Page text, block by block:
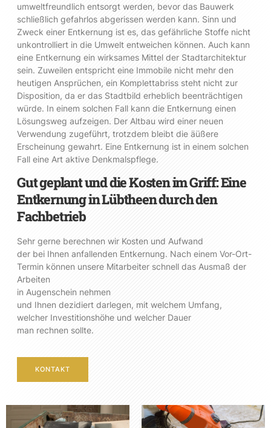
umweltfreundlich entsorgt werden, bevor das Bauwerk
schließlich gefahrlos abgerissen werden kann. Sinn und
Zweck einer Entkernung ist es, das gefährliche Stoffe nicht
unkontrolliert in die Umwelt entweichen können. Auch kann
eine Entkernung ein wirksames Mittel der Stadtarchitektur
sein. Zuweilen entspricht eine Immobile nicht mehr den
heutigen Ansprüchen, ein Komplettabriss steht nicht zur
Disposition, da er das Stadtbild erheblich beenträchtigen
würde. In einem solchen Fall kann die Entkernung einen
Lösungsweg aufzeigen. Der Altbau wird einer neuen
Verwendung zugeführt, trotzdem bleibt die äüßere
Erscheinung gewahrt. Eine Entkernung ist in einem solchen
Fall eine Art aktive Denkmalspflege.
Gut geplant und die Kosten im Griff: Eine
Entkernung in Lübtheen durch den
Fachbetrieb
Sehr gerne berechnen wir Kosten und Aufwand
der bei Ihnen anfallenden Entkernung. Nach einem Vor-Ort-
Termin können unsere Mitarbeiter schnell das Ausmaß der
Arbeiten
in Augenschein nehmen
und Ihnen dezidiert darlegen, mit welchem Umfang,
welcher Investitionshöhe und welcher Dauer
man rechnen sollte.
KONTAKT